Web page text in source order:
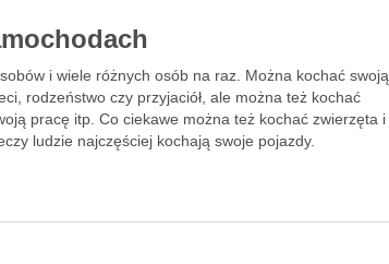
i wiele różnych osób na raz. Można kochać swoją
rodzeństwo czy przyjaciół, ale można też kochać
pracę itp. Co ciekawe można też kochać zwierzęta i
ludzie najczęściej kochają swoje pojazdy.